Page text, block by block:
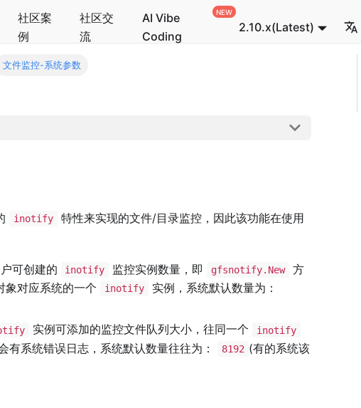
社区案
例
社区交
流
AI Vibe
Coding
2.10.x(Latest)
文件监控-系统参数
inotify
特性来实现的文件/目录监控，因此该功能在使用
可创建的 inotify 监控实例数量，即 gfsnotify.New
方
象对应系统的一个 inotify 实例，系统默认数量为：
实例可添加的监控文件队列大小，往同一个 inotify
有系统错误日志，系统默认数量往往为： 8192 (有的系统该